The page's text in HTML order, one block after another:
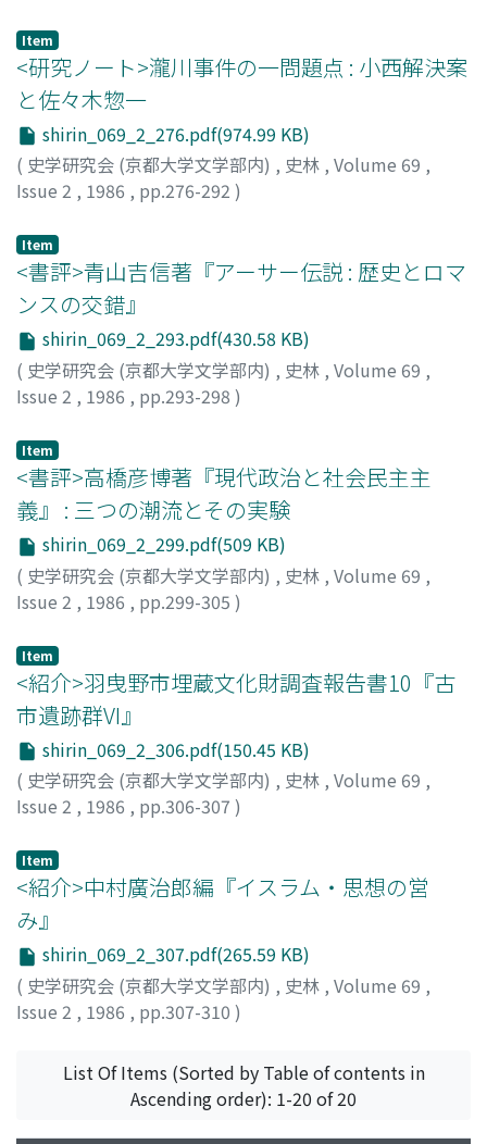
Item
<研究ノート>瀧川事件の一問題点 : 小西解決案
と佐々木惣一
shirin_069_2_276.pdf(974.99 KB)
( 史学研究会 (京都大学文学部内) , 史林 , Volume 69 ,
Issue 2 , 1986 , pp.276-292 )
Item
<書評>青山吉信著『アーサー伝説 : 歴史とロマ
ンスの交錯』
shirin_069_2_293.pdf(430.58 KB)
( 史学研究会 (京都大学文学部内) , 史林 , Volume 69 ,
Issue 2 , 1986 , pp.293-298 )
Item
<書評>高橋彦博著『現代政治と社会民主主
義』 : 三つの潮流とその実験
shirin_069_2_299.pdf(509 KB)
( 史学研究会 (京都大学文学部内) , 史林 , Volume 69 ,
Issue 2 , 1986 , pp.299-305 )
Item
<紹介>羽曳野市埋蔵文化財調査報告書10『古
市遺跡群VI』
shirin_069_2_306.pdf(150.45 KB)
( 史学研究会 (京都大学文学部内) , 史林 , Volume 69 ,
Issue 2 , 1986 , pp.306-307 )
Item
<紹介>中村廣治郎編『イスラム・思想の営
み』
shirin_069_2_307.pdf(265.59 KB)
( 史学研究会 (京都大学文学部内) , 史林 , Volume 69 ,
Issue 2 , 1986 , pp.307-310 )
List Of Items (Sorted by Table of contents in
Ascending order): 1-20 of 20